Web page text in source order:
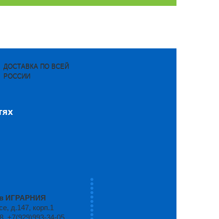
ДОСТАВКА ПО ВСЕЙ
РОССИИ
ИГРАРНИЯ
д.147, корп.1
+7(929)993-34-05